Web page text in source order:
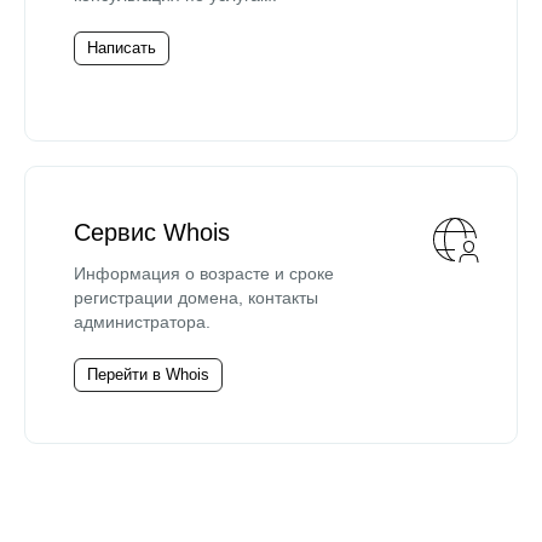
Написать
Сервис Whois
Информация о возрасте и сроке
регистрации домена, контакты
администратора.
Перейти в Whois